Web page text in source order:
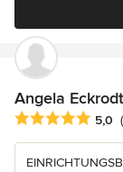
Angela Eckrodt
5,0